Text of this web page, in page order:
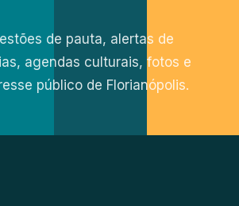
de pauta, alertas de
agendas culturais, fotos e
público de Florianópolis.